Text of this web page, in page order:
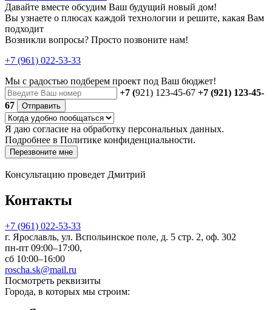
Давайте вместе обсудим Ваш будущий новый дом!
Вы узнаете о плюсах каждой технологии и решите, какая Вам
подходит
Возникли вопросы? Просто позвоните нам!
+7 (961) 022-53-33
Мы с радостью подберем проект под Ваш бюджет!
+7 (921) 123-45-67 +7 (921) 123-45-
67
Отправить
Я даю согласие на обработку персональных данных.
Подробнее в Политике конфиденциальности.
Перезвоните мне
Консультацию проведет Дмитрий
Контакты
+7 (961) 022-53-33
г. Ярославль, ул. Вспольинское поле, д. 5 стр. 2, оф. 302
пн-пт 09:00–17:00,
сб 10:00–16:00
roscha.sk@mail.ru
Посмотреть реквизиты
Города, в которых мы строим: